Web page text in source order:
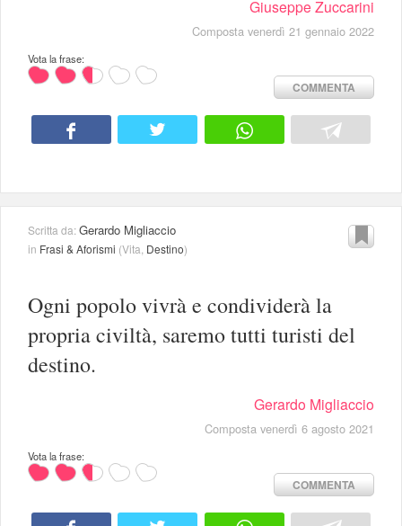
Giuseppe Zuccarini
Composta venerdì 21 gennaio 2022
Vota la frase:
COMMENTA
Scritta da:Gerardo Migliaccio
in Frasi & Aforismi (Vita Destino)
Ogni popolo vivrà e condividerà la
propria civiltà, saremo tutti turisti del
destino.
Gerardo Migliaccio
Composta venerdì 6 agosto 2021
Vota la frase:
COMMENTA